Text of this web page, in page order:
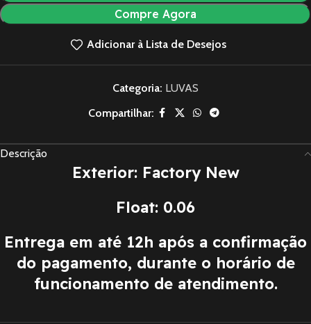
Compre Agora
Adicionar à Lista de Desejos
Categoria: LUVAS
Compartilhar:
Descrição
Exterior: Factory New
Float: 0.06
Entrega em até 12h após a confirmação
do pagamento, durante o horário de
funcionamento de atendimento.